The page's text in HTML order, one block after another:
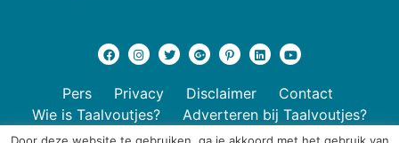
Pers Privacy Disclaimer
Contact
Wie is Taalvoutjes?
Adverteren bij Taalvoutjes?